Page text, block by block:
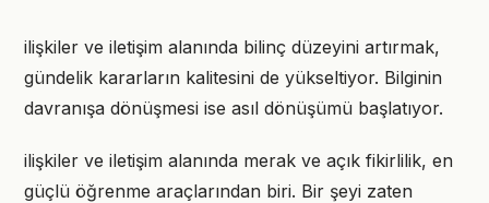
ilişkiler ve iletişim alanında bilinç düzeyini artırmak,
gündelik kararların kalitesini de yükseltiyor. Bilginin
davranışa dönüşmesi ise asıl dönüşümü başlatıyor.
ilişkiler ve iletişim alanında merak ve açık fikirlilik, en
güçlü öğrenme araçlarından biri. Bir şeyi zaten